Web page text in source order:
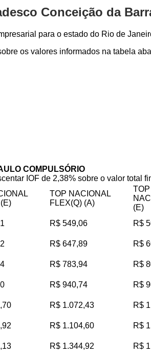
Conceição da
para o estado do Rio de
os valores informados na tabela
COMPULSÓRIO
IOF de 2,38% sobre o valor total
TOP NACIONAL
FLEX(Q) (A)
TOP
(E)
R$ 549,06 R$
R$ 647,89 R$
R$ 783,94 R$
R$ 940,74 R$
R$ 1.072,43 R$
R$ 1.104,60 R$
R$ 1.344,92 R$